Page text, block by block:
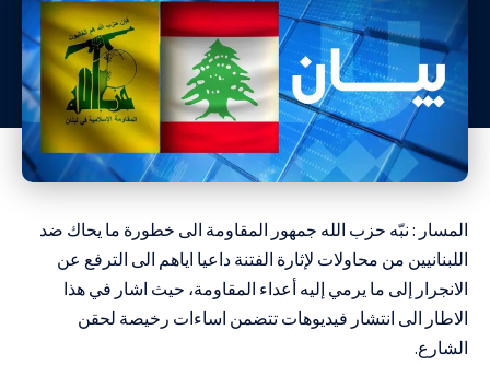
المسار : نبّه حزب الله جمهور المقاومة الى خطورة ما يحاك ضد
اللبنانيين من محاولات لإثارة الفتنة داعيا اياهم الى الترفع عن
الانجرار إلى ما يرمي إليه أعداء المقاومة، حيث اشار في هذا
الاطار الى انتشار فيديوهات تتضمن اساءات رخيصة لحقن
الشارع.